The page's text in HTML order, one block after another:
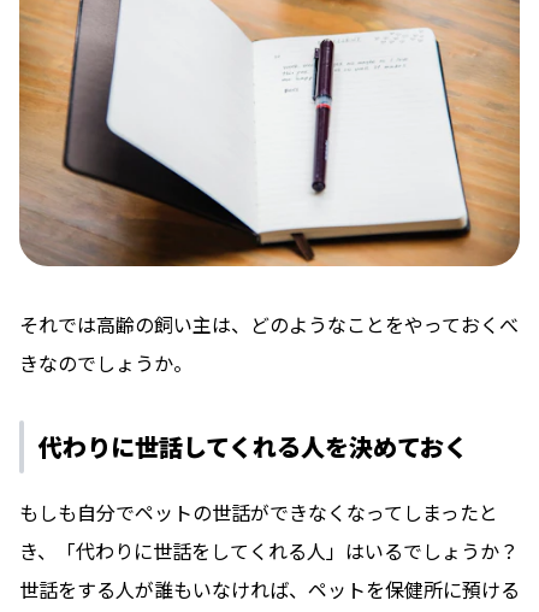
それでは高齢の飼い主は、どのようなことをやっておくべ
きなのでしょうか。
代わりに世話してくれる人を決めておく
もしも自分でペットの世話ができなくなってしまったと
き、「代わりに世話をしてくれる人」はいるでしょうか？
世話をする人が誰もいなければ、ペットを保健所に預ける